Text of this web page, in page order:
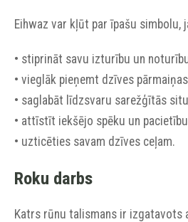
Eihwaz var kļūt par īpašu simbolu,
• stiprināt savu izturību un
• vieglāk pieņemt dzīves
• saglabāt līdzsvaru sarežģītās
• attīstīt iekšējo spēku un
• uzticēties savam dzīves ceļam.
Roku darbs
Katrs rūnu talismans ir izgatavots